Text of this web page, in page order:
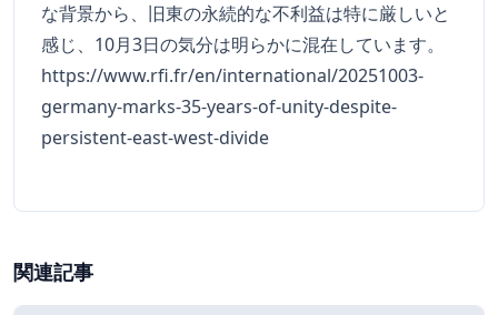
な背景から、旧東の永続的な不利益は特に厳しいと
感じ、10月3日の気分は明らかに混在しています。
https://www.rfi.fr/en/international/20251003-
germany-marks-35-years-of-unity-despite-
persistent-east-west-divide
関連記事